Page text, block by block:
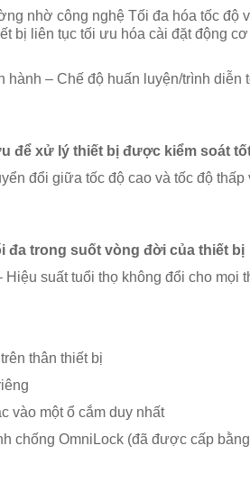
nhờ công nghệ Tối đa hóa tốc độ
bị liên tục tối ưu hóa cài đặt động
– Chế độ huấn luyện/trình diễn
để xử lý thiết bị được kiểm soát
đổi giữa tốc độ cao và tốc độ
đa trong suốt vòng đời của thiết bị
suất tuổi thọ không đổi cho mọi
thân thiết bị
vào một ổ cắm duy nhất
chống OmniLock (đã được cấp